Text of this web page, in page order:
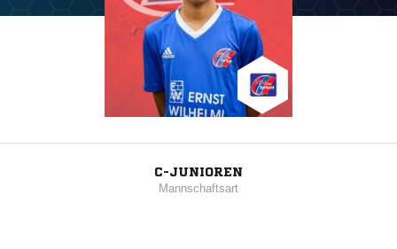
C-JUNIOREN
Mannschaftsart